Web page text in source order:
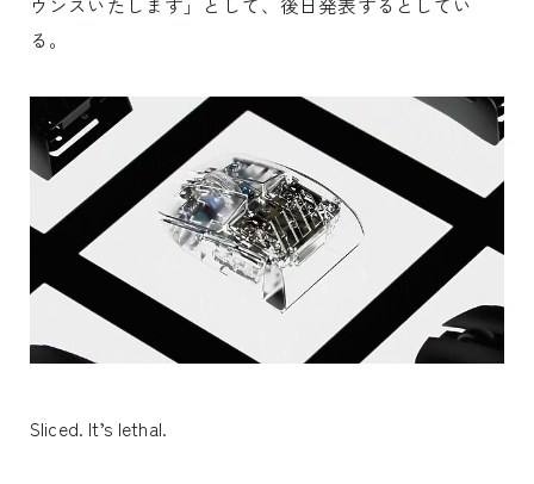
る。
Sliced. It’s lethal.